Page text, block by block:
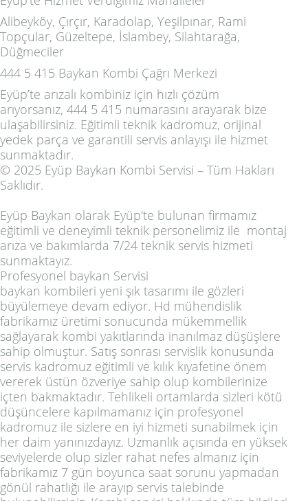
Alibeyköy, Çırçır, Karadolap, Yeşilpınar, Rami
Topçular, Güzeltepe, İslambey, Silahtarağa,
Düğmeciler
444 5 415 Baykan Kombi Çağrı Merkezi
Eyüp’te arızalı kombiniz için hızlı çözüm
arıyorsanız, 444 5 415 numarasını arayarak bize
ulaşabilirsiniz. Eğitimli teknik kadromuz, orijinal
yedek parça ve garantili servis anlayışı ile hizmet
sunmaktadır.
© 2025 Eyüp Baykan Kombi Servisi – Tüm Hakları
Saklıdır.
Eyüp Baykan olarak Eyüp'te bulunan firmamız
eğitimli ve deneyimli teknik personelimiz ile montaj
arıza ve bakımlarda 7/24 teknik servis hizmeti
sunmaktayız.
Profesyonel baykan Servisi
baykan kombileri yeni şık tasarımı ile gözleri
büyülemeye devam ediyor. Hd mühendislik
fabrikamız üretimi sonucunda mükemmellik
sağlayarak kombi yakıtlarında inanılmaz düşüşlere
sahip olmuştur. Satış sonrası servislik konusunda
servis kadromuz eğitimli ve kılık kıyafetine önem
vererek üstün özveriye sahip olup kombilerinize
içten bakmaktadır. Tehlikeli ortamlarda sizleri kötü
düşüncelere kapılmamanız için profesyonel
kadromuz ile sizlere en iyi hizmeti sunabilmek için
her daim yanınızdayız. Uzmanlık açısında en yüksek
seviyelerde olup sizler rahat nefes almanız için
fabrikamız 7 gün boyunca saat sorunu yapmadan
gönül rahatlığı ile arayıp servis talebinde